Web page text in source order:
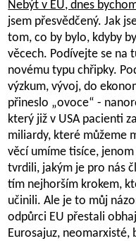
Nebýt v EU, dnes
jsem přesvědčený. Jak
tom, co by bylo, kdyby
věcech. Podívejte se na
novému typu chřipky.
výzkum, vývoj, do
přineslo „ovoce“ -
který již v USA pacienti
miliardy, které můžeme
věcí umíme tisíce,
tvrdili, jakým je pro nás
tím nejhorším krokem,
učinili. Ale je to můj
odpůrci EU přestali
Eurosajuz, neomarxisté,